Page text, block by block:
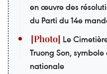
en œuvre des
du Parti du 14e
Le
Truong Son,
nationale